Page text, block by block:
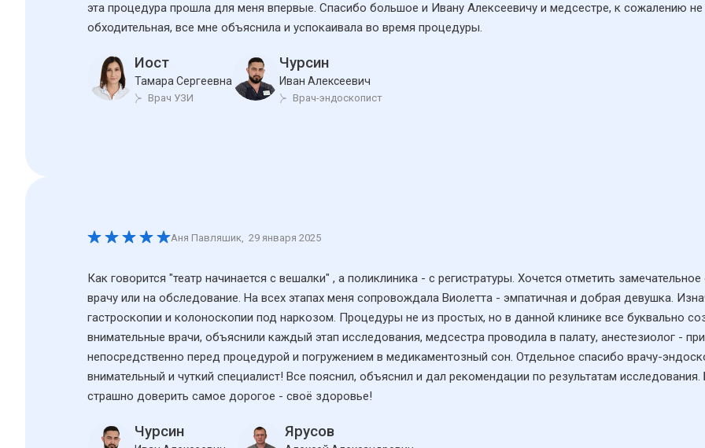
эта процедура прошла для меня впервые. Спасибо большое и Ивану Алексеевичу и медсестре, к сожалению
обходительная, все мне объяснила и успокаивала во время процедуры.
Иост
Тамара Сергеевна
Врач УЗИ
Чурсин
Иван Алексеевич
Врач-эндоскопист
Аня Павляшик, 29 января 2025
Как говорится "театр начинается с вешалки" , а поликлиника - с регистратуры. Хочется отметить
врачу или на обследование. На всех этапах меня сопровождала Виолетта - эмпатичная и добрая девушка.
гастроскопии и колоноскопии под наркозом. Процедуры не из простых, но в данной клинике все буквально
внимательные врачи, объяснили каждый этап исследования, медсестра проводила в палату, анестезиолог -
непосредственно перед процедурой и погружением в медикаментозный сон. Отдельное спасибо врачу-
внимательный и чуткий специалист! Все пояснил, объяснил и дал рекомендации по результатам
страшно доверить самое дорогое - своё здоровье!
Чурсин Ярусов